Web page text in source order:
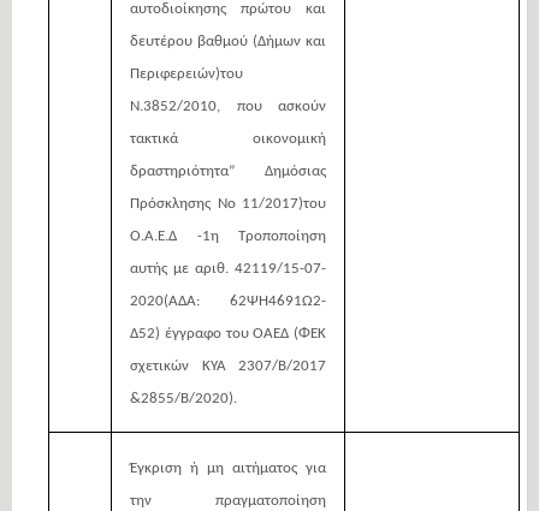
αυτοδιοίκησης πρώτου και
δευτέρου βαθμού (Δήμων και
Περιφερειών)του
Ν.3852/2010, που ασκούν
τακτικά οικονομική
δραστηριότητα” Δημόσιας
Πρόσκλησης Νο 11/2017)του
Ο.Α.Ε.Δ -1η Τροποποίηση
αυτής με αριθ. 42119/15-07-
2020(ΑΔΑ: 62ΨΗ4691Ω2-
Δ52) έγγραφο του ΟΑΕΔ (ΦΕΚ
σχετικών ΚΥΑ 2307/Β/2017
&2855/Β/2020).
Έγκριση ή μη αιτήματος για
την πραγματοποίηση